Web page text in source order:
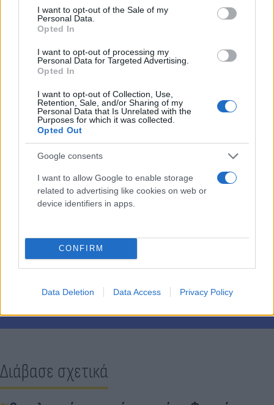
consent section.
I want to opt-out of the Sale of my
Personal Data.
Opted In
I want to opt-out of processing my
Personal Data for Targeted Advertising.
Opted In
I want to opt-out of Collection, Use,
Retention, Sale, and/or Sharing of my
Personal Data that Is Unrelated with the
Purposes for which it was collected.
Opted Out
Google consents
I want to allow Google to enable storage
related to advertising like cookies on web or
device identifiers in apps.
CONFIRM
Data Deletion Data Access Privacy Policy
Κάνε κλικ και δες περισσότερο
Flash.grστην αναζήτηση της Google
REUTERS/Kai Pfaffenbach
Διάβασε σχετικά